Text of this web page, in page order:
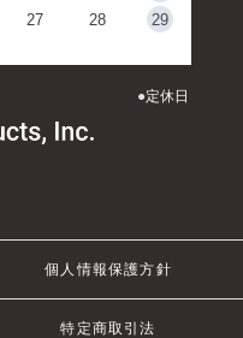
27 28
29
●定休日
個人情報保護方針
特定商取引法